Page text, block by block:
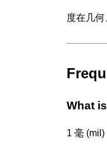
度在几
What
1 毫 (mil)